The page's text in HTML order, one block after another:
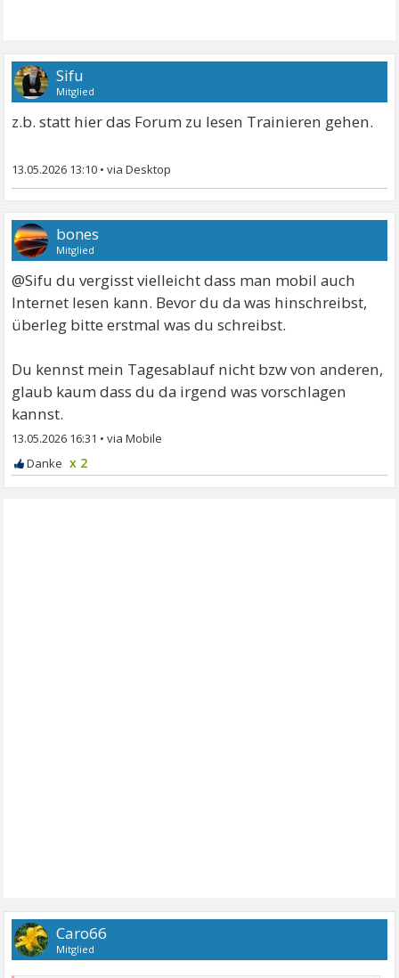
Sifu
Mitglied
z.b. statt hier das Forum zu lesen Trainieren gehen.
13.05.2026 13:10 •
bones
Mitglied
@Sifu du vergisst vielleicht dass man mobil auch
Internet lesen kann. Bevor du da was hinschreibst,
überleg bitte erstmal was du schreibst.
Du kennst mein Tagesablauf nicht bzw von anderen,
glaub kaum dass du da irgend was vorschlagen
kannst.
13.05.2026 16:31 •
x 2
Caro66
Mitglied